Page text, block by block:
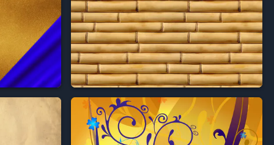
 